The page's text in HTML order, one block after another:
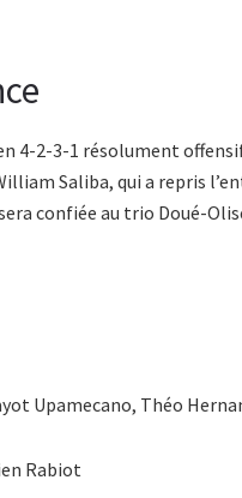
4-2-3-1 résolument
Saliba, qui a repris
confiée au trio Doué-
Upamecano, Théo
Rabiot